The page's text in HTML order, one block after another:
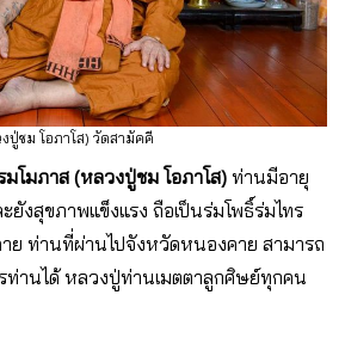
ปู่ชม โอภาโส) วัดสามัคคี
โมภาส (หลวงปู่ชม โอภาโส) ท่านมีอายุ
งสุขภาพแข็งแรง ถือเป็นร่มโพธิ์ร่มไทร
ย ท่านที่ผ่านไปจังหวัดหนองคาย สามารถ
ท่านได้ หลวงปู่ท่านเมตตาลูกศิษย์ทุกคน